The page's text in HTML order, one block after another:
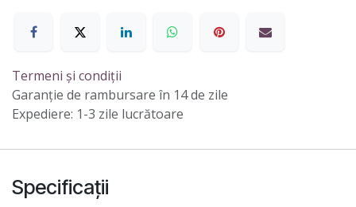
Termeni și condiții
Garanție de rambursare în 14 de zile
Expediere: 1-3 zile lucrătoare
Specificații